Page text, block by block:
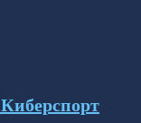
Киберспорт